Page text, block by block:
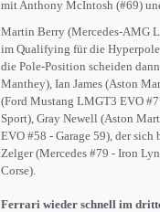
mit Anthony McIntosh (#69)
Martin Berry (Mercedes-AMG
im Qualifying für die Hyperpole
die Pole-Position scheiden
Manthey), Ian James (Aston
(Ford Mustang LMGT3 EVO
Sport), Gray Newell (Aston
EVO #58 - Garage 59), der
Zelger (Mercedes #79 - Iron
Corse).
Ferrari wieder schnell im